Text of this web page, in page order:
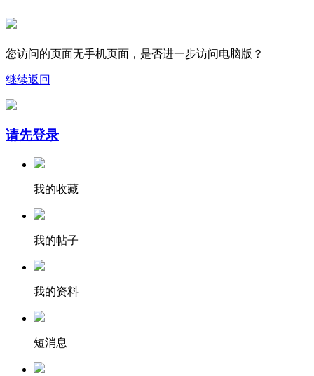
您访问的页面无手机页面，是否进一步访问电脑版？
继续返回
请先登录
我的收藏
我的帖子
我的资料
短消息